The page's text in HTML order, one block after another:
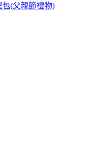
包(父親節禮物)